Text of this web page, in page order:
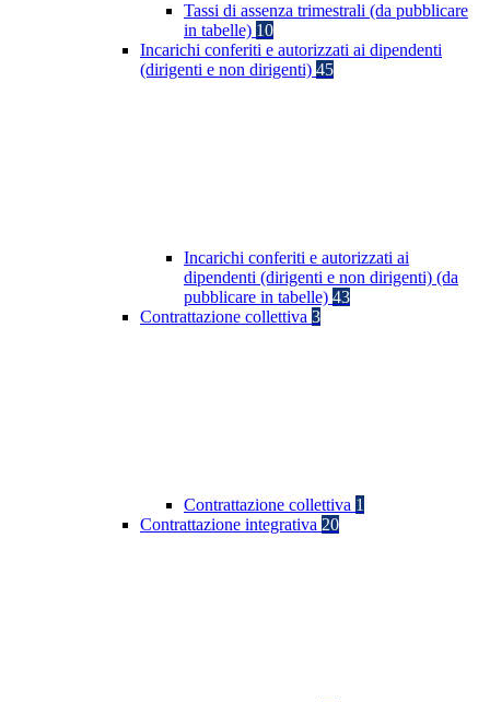
Tassi di assenza trimestrali (da pubblicare
in tabelle) 10
Incarichi conferiti e autorizzati ai dipendenti
(dirigenti e non dirigenti) 45
Incarichi conferiti e autorizzati ai
dipendenti (dirigenti e non dirigenti) (da
pubblicare in tabelle) 43
Contrattazione collettiva 3
Contrattazione collettiva 1
Contrattazione integrativa 20